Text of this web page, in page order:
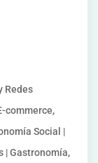
Redes
commerce,
Social |
| Gastronomía,